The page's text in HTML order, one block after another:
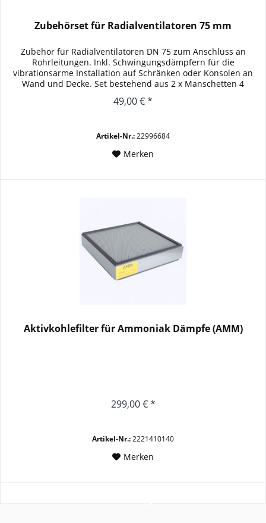
Zubehörset für Radialventilatoren 75 mm
Zubehör für Radialventilatoren DN 75 zum Anschluss an
Rohrleitungen. Inkl. Schwingungsdämpfern für die
vibrationsarme Installation auf Schränken oder Konsolen an
Wand und Decke. Set bestehend aus 2 x Manschetten 4
x Spannbändern 4 x...
49,00 € *
Artikel-Nr.:22996684
Merken
Aktivkohlefilter für Ammoniak Dämpfe (AMM)
299,00 € *
Artikel-Nr.:2221410140
Merken